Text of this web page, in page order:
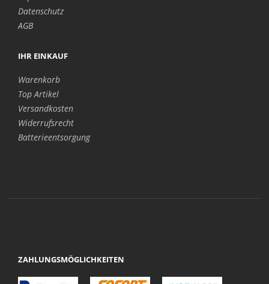
Datenschutz
AGB
IHR EINKAUF
Warenkorb
Top Artikel
Versandkosten
Widerrufsrecht
Batterieentsorgung
ZAHLUNGSMÖGLICHKEITEN